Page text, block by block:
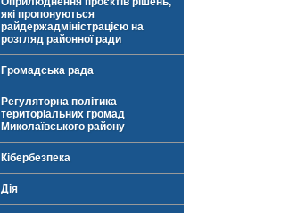
які пропонуються
райдержадміністрацією на
розгляд районної ради
Громадська рада
Регуляторна політика
територіальних громад
Миколаївського району
Кібербезпека
Дія